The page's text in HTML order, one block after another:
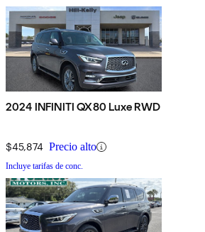
2024 INFINITI QX80 Luxe RWD
$45,874 Precio alto
Incluye tarifas de conc.